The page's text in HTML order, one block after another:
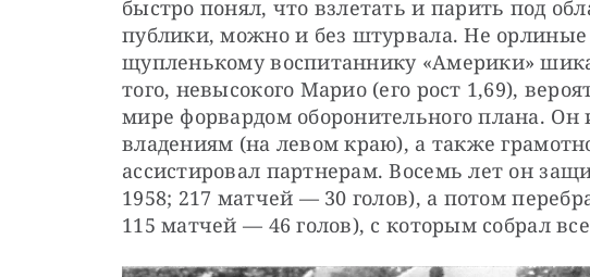
быстро понял, что взлетать и парить под
публики, можно и без штурвала. Не
щупленькому воспитаннику «Америки»
того, невысокого Марио (его рост 1,69),
мире форвардом оборонительного плана.
владениям (на левом краю), а также
ассистировал партнерам. Восемь лет он
1958; 217 матчей — 30 голов), а потом
115 матчей — 46 голов), с которым собрал